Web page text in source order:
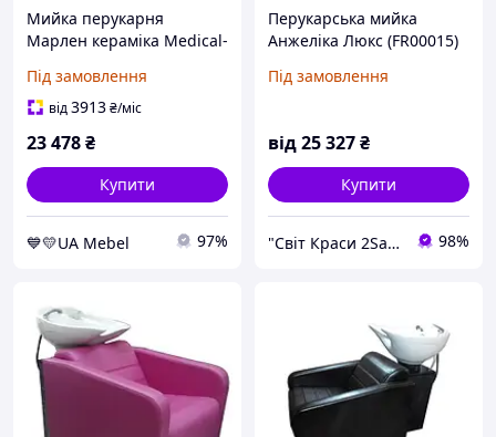
Мийка перукарня
Марлен кераміка Medical-
(FrizelTM)
Під замовлення
від3913₴/міс
23 478₴
Купити
💙💛UA Mebel 97%
Перукарська мийка
Анжеліка Люкс (FR00015)
Під замовлення
від25 327₴
Купити
"Світ Краси 2Salon" Інтернет-магазин 98%